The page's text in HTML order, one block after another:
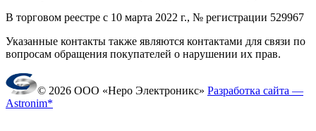
В торговом реестре с 10 марта 2022 г., № регистрации 529967
Указанные контакты также являются контактами для связи по
вопросам обращения покупателей о нарушении их прав.
© 2026 ООО «Неро Электроникс» Разработка сайта —
Astronim*